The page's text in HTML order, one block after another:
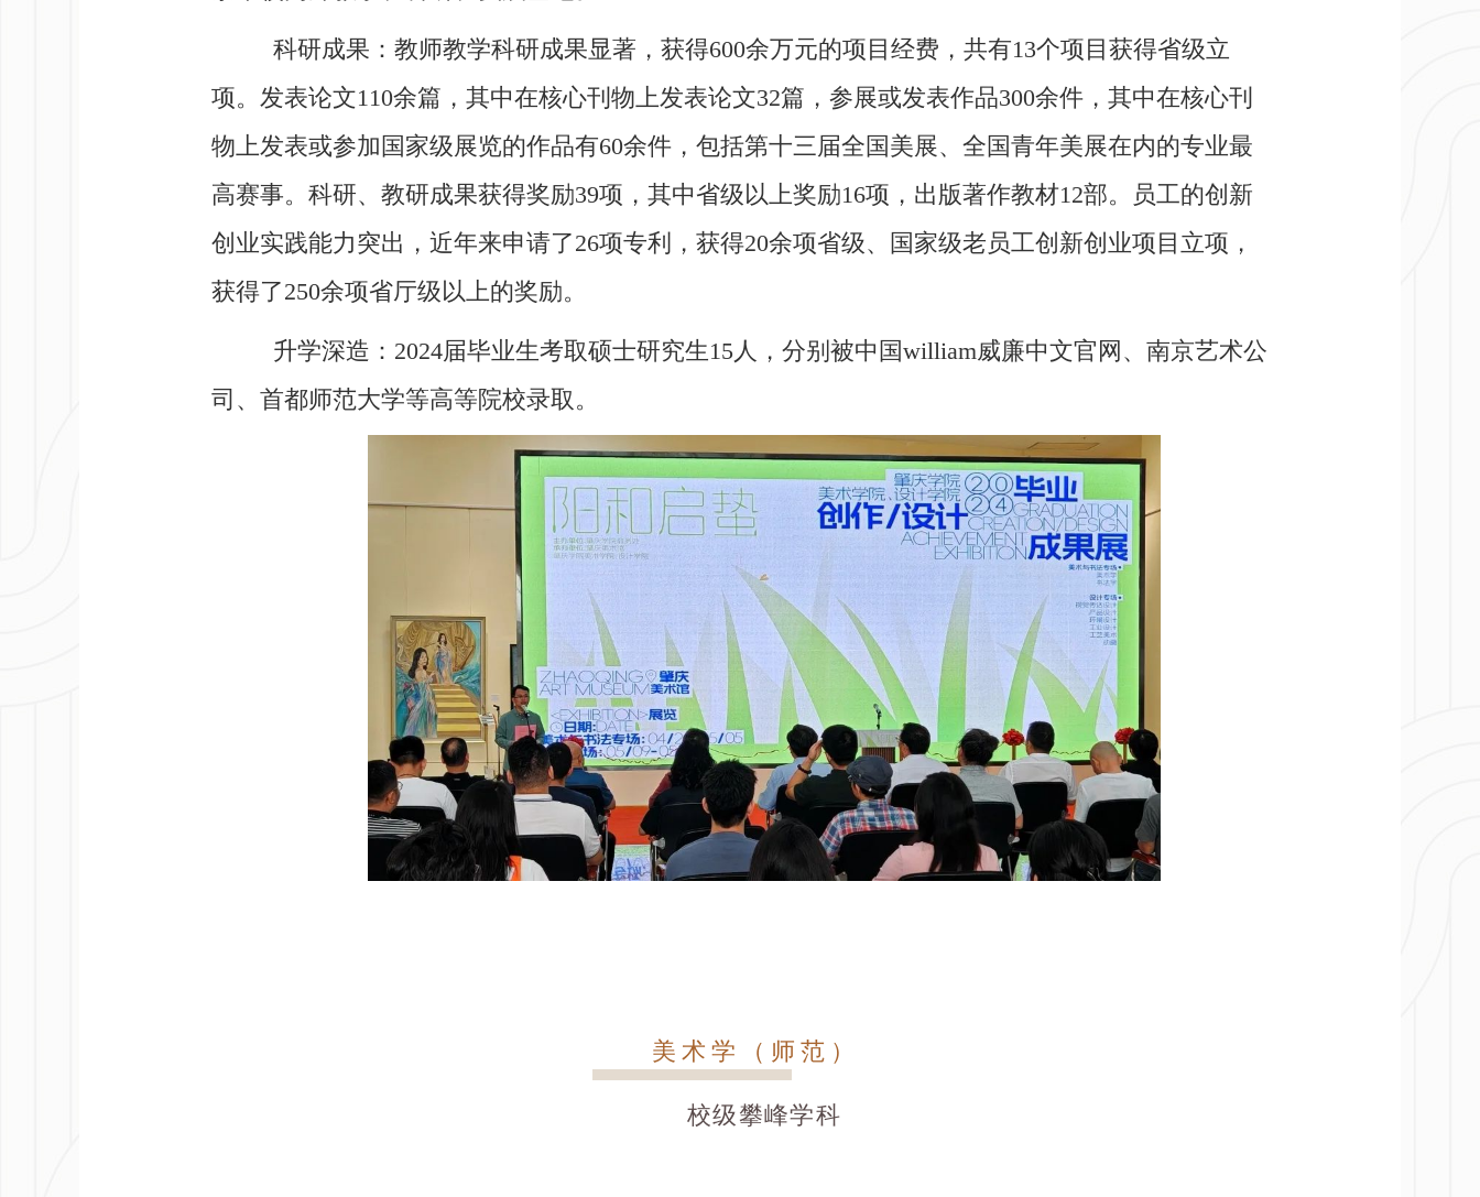
科研成果：教师教学科研成果显著，获得600余万元的项目经费，共有13个项目获得省级立
项。发表论文110余篇，其中在核心刊物上发表论文32篇，参展或发表作品300余件，其中在核心刊
物上发表或参加国家级展览的作品有60余件，包括第十三届全国美展、全国青年美展在内的专业最
高赛事。科研、教研成果获得奖励39项，其中省级以上奖励16项，出版著作教材12部。员工的创新
创业实践能力突出，近年来申请了26项专利，获得20余项省级、国家级老员工创新创业项目立项，
获得了250余项省厅级以上的奖励。
升学深造：2024届毕业生考取硕士研究生15人，分别被中国william威廉中文官网、南京艺术公
司、首都师范大学等高等院校录取。
美术学（师范）
校级攀峰学科